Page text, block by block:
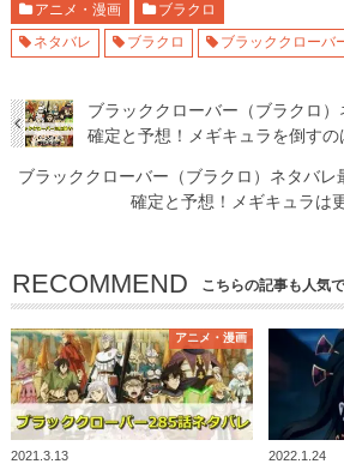
アニメ・漫画 ブラクロ
ネタバレ ブラクロ ブラッククローバ
ブラッククローバー（ブラクロ
確定と予想！メギキュラを倒すの
ブラッククローバー（ブラクロ）ネタバレ
確定と予想！メギキュラは
RECOMMEND こちらの記事も人気で
アニメ・漫画
2021.3.13
2022.1.24